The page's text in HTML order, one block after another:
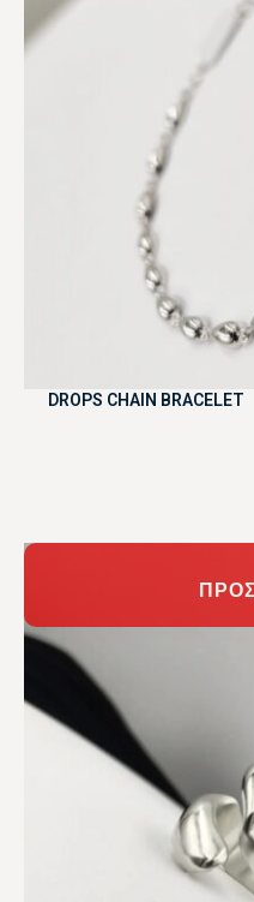
DROPS CHAIN BRACELET